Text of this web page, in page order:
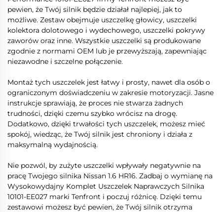
pewien, że Twój silnik będzie działał najlepiej, jak to
możliwe. Zestaw obejmuje uszczelkę głowicy, uszczelki
kolektora dolotowego i wydechowego, uszczelki pokrywy
zaworów oraz inne. Wszystkie uszczelki są produkowane
zgodnie z normami OEM lub je przewyższają, zapewniając
niezawodne i szczelne połączenie.
Montaż tych uszczelek jest łatwy i prosty, nawet dla osób o
ograniczonym doświadczeniu w zakresie motoryzacji. Jasne
instrukcje sprawiają, że proces nie stwarza żadnych
trudności, dzięki czemu szybko wrócisz na drogę.
Dodatkowo, dzięki trwałości tych uszczelek, możesz mieć
spokój, wiedząc, że Twój silnik jest chroniony i działa z
maksymalną wydajnością.
Nie pozwól, by zużyte uszczelki wpływały negatywnie na
pracę Twojego silnika Nissan 1.6 HR16. Zadbaj o wymianę na
Wysokowydajny Komplet Uszczelek Naprawczych Silnika
10101-EE027 marki Tenfront i poczuj różnicę. Dzięki temu
zestawowi możesz być pewien, że Twój silnik otrzyma